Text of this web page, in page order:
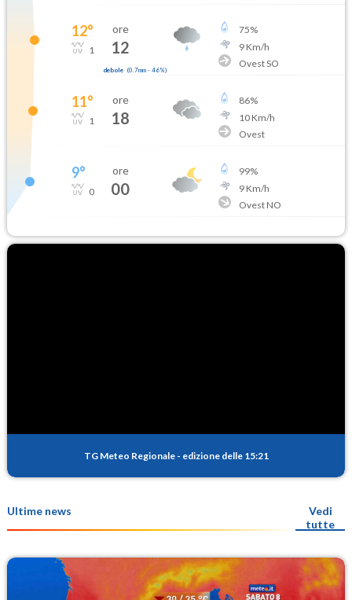
12°
1
ore
12
debole (0.7mm- 46%)
75%
9Km/h
Ovest SO
11°
1
ore
18
86%
10Km/h
Ovest
9°
0
ore
00
99%
9Km/h
Ovest NO
TG Meteo Regionale - edizione delle 15:21
Ultime news
Vedi
tutte